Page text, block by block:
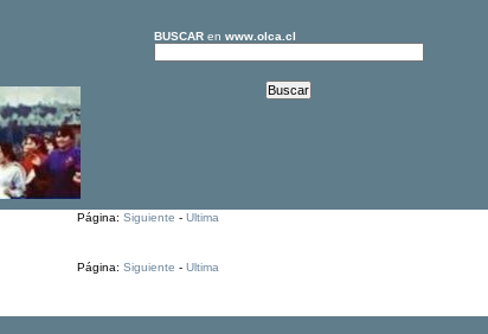
BUSCARen www.olca.cl
Página: Siguiente - Ultima
Página: Siguiente - Ultima